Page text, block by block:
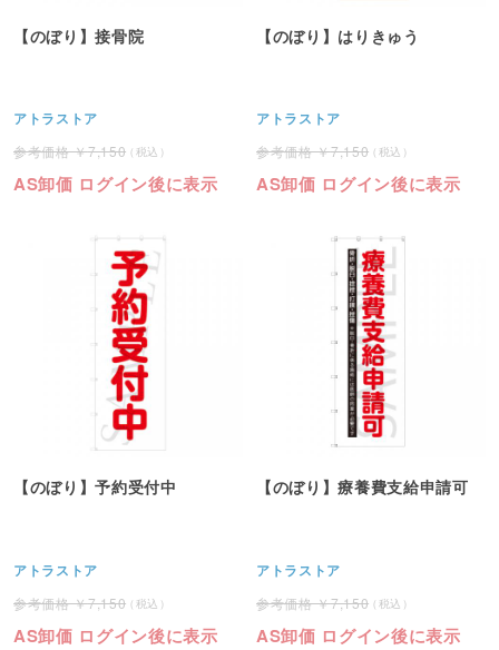
【のぼり】接骨院
アトラストア
7,150
AS卸価 ログイン後に表示
【のぼり】はりきゅう
アトラストア
7,150
AS卸価 ログイン後に表示
【のぼり】予約受付中
アトラストア
7,150
AS卸価 ログイン後に表示
【のぼり】療養費支給申請可
アトラストア
7,150
AS卸価 ログイン後に表示